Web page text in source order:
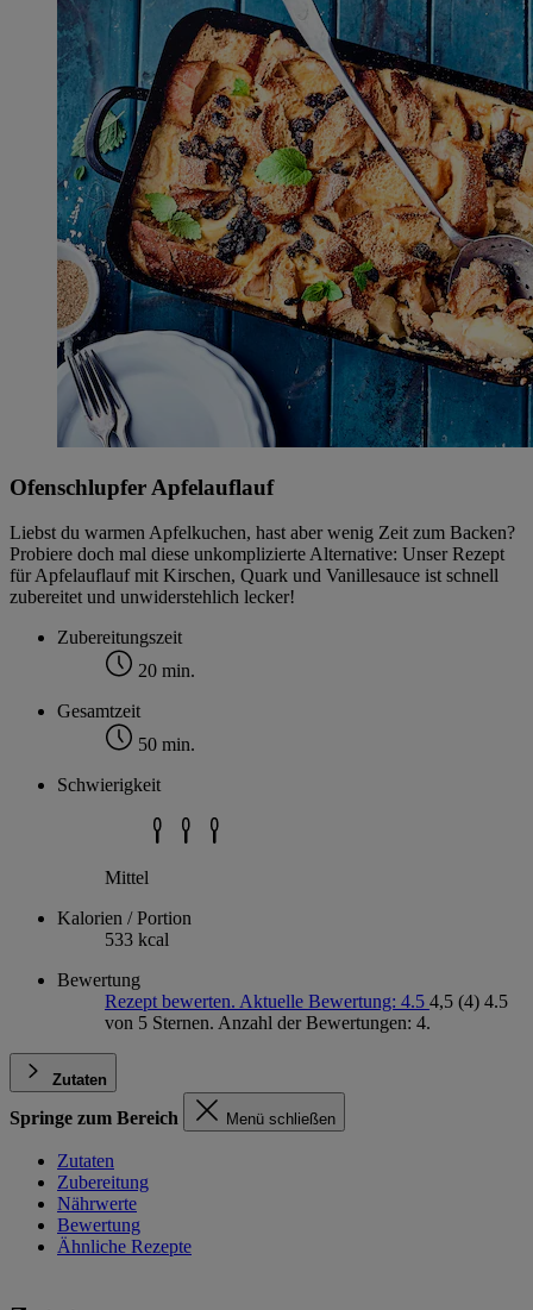
Ofenschlupfer Apfelauflauf
Liebst du warmen Apfelkuchen, hast aber wenig Zeit zum Backen?
Probiere doch mal diese unkomplizierte Alternative: Unser Rezept
für Apfelauflauf mit Kirschen, Quark und Vanillesauce ist schnell
zubereitet und unwiderstehlich lecker!
Zubereitungszeit
20 min.
Gesamtzeit
50 min.
Schwierigkeit
Mittel
Kalorien / Portion
533 kcal
Bewertung
Rezept bewerten. Aktuelle Bewertung: 4.5 4,5 (4) 4.5
von 5 Sternen. Anzahl der Bewertungen: 4.
Zutaten
Springe zum Bereich Menü schließen
Zutaten
Zubereitung
Nährwerte
Bewertung
Ähnliche Rezepte